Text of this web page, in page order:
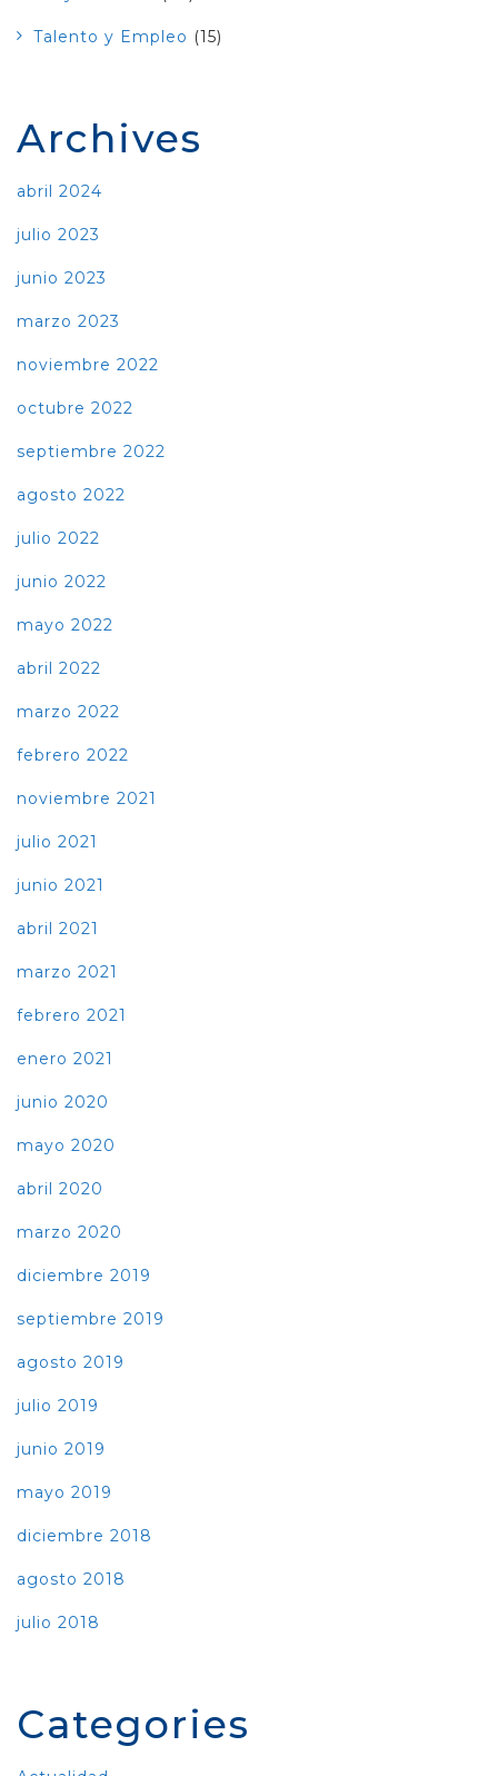
Talento y Empleo (15)
Archives
abril 2024
julio 2023
junio 2023
marzo 2023
noviembre 2022
octubre 2022
septiembre 2022
agosto 2022
julio 2022
junio 2022
mayo 2022
abril 2022
marzo 2022
febrero 2022
noviembre 2021
julio 2021
junio 2021
abril 2021
marzo 2021
febrero 2021
enero 2021
junio 2020
mayo 2020
abril 2020
marzo 2020
diciembre 2019
septiembre 2019
agosto 2019
julio 2019
junio 2019
mayo 2019
diciembre 2018
agosto 2018
julio 2018
Categories